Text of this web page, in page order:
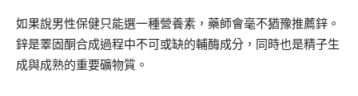
如果說男性保健只能選一種營養素，藥師會毫不猶豫推薦鋅。
鋅是睪固酮合成過程中不可或缺的輔酶成分，同時也是精子生
成與成熟的重要礦物質。